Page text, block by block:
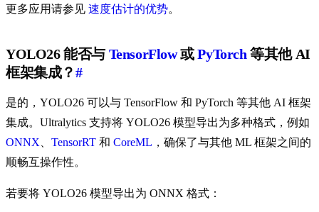
更多应用请参见 速度估计的优势。
YOLO26 能否与 TensorFlow或PyTorch 等其他 AI
框架集成？#
是的，YOLO26 可以与 TensorFlow 和 PyTorch 等其他 AI 框架
集成。Ultralytics 支持将 YOLO26 模型导出为多种格式，例如
ONNX
TensorRT 和 CoreML ，确保了与其他 ML 框架之间的
顺畅互操作性。
若要将 YOLO26 模型导出为 ONNX 格式：